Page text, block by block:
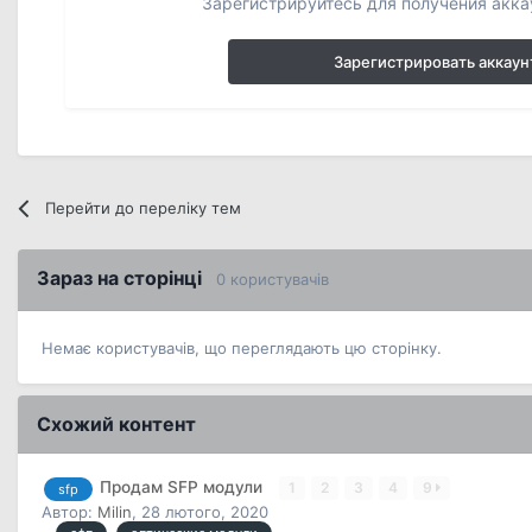
Зарегистрировать
Перейти до переліку тем
Зараз на сторінці 0 користувачів
Немає користувачів, що переглядають цю сторінку.
Схожий контент
sfp Продам SFP модули 1 2 3 4 9
Автор: Milin, 28 лютого, 2020